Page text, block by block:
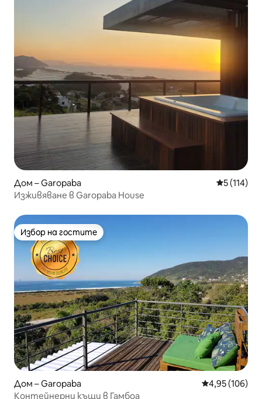
Дом – Garopaba Средна
5 (114)
Изживяване в Garopaba House
Избор на гостите
Избор на гостите
Дом – Garopaba Средна
4,95 (106)
Контейнерни къщи в Гамбоа